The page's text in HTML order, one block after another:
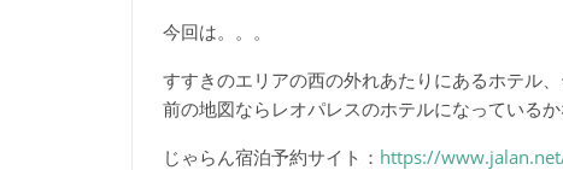
今回は。。。
すすきのエリアの西の外れあたりにあるホテル
前の地図ならレオパレスのホテルになっているか
じゃらん宿泊予約サイト： https://